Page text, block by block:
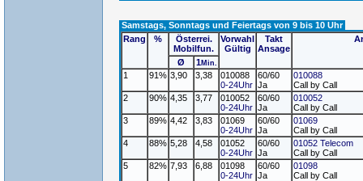
Samstags, Sonntags und Feiertags von 9 bis 10 Uhr
Rang
%
Österrei.
Mobilfun.
Vorwahl
Gültig
Takt
Ansage
Ø 1Min.
1 91% 3,90 3,38
010088
0-24Uhr
60/60
Ja
010088
Call by Call
2
90% 4,35 3,77
010052
0-24Uhr
60/60
Ja
010052
Call by Call
3
89% 4,42 3,83
01069
0-24Uhr
60/60
Ja
01069
Call by Call
4
88% 5,28 4,58
01052
0-24Uhr
60/60
Ja
01052 Telecom
Call by Call
5
82% 7,93 6,88
01098
0-24Uhr
60/60
Ja
01098
Call by Call